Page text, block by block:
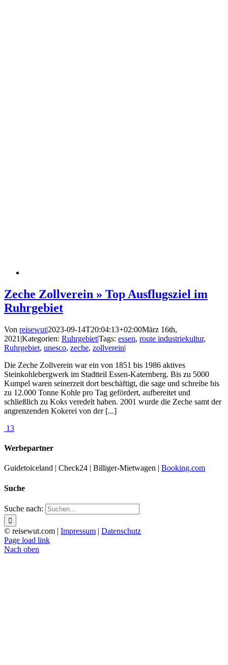
Zeche Zollverein » Top Ausflugsziel im
Ruhrgebiet
Von reisewut|2023-09-14T20:04:13+02:00März 16th,
2021 |Kategorien: Ruhrgebiet|Tags: essen, route industriekultur,
Ruhrgebiet, unesco, zeche, zollverein|
Die Zeche Zollverein war ein von 1851 bis 1986 aktives
Steinkohlebergwerk im Stadtteil Essen-Katernberg. Bis zu 5000
Kumpel waren seinerzeit dort beschäftigt, die sage und schreibe bis
zu 12.000 Tonne Kohle pro Tag gefördert, aufbereitet und
schließlich zu Koks veredelt haben. 2001 wurde die Zeche samt der
angrenzenden Kokerei von der [...]
13
Werbepartner
Guidetoiceland | Check24 | Billiger-Mietwagen | Booking.com
Suche
Suche nach:
© reisewut.com | Impressum | Datenschutz
Page load link
Nach oben